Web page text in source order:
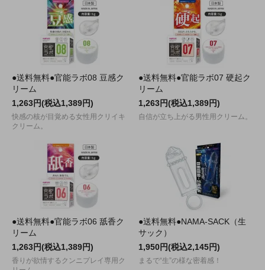
●送料無料●官能ラボ08 豆感ク
リーム
1,263円(税込1,389円)
快感の核が目覚める女性用クリイキ
クリーム。
●送料無料●官能ラボ07 硬起ク
リーム
1,263円(税込1,389円)
自信が立ち上がる男性用クリーム。
●送料無料●官能ラボ06 舐香ク
リーム
1,263円(税込1,389円)
香りが欲情するクンニプレイ専用ク
●送料無料●NAMA-SACK（生
サック）
1,950円(税込2,145円)
まるで“生”の様な密着感！